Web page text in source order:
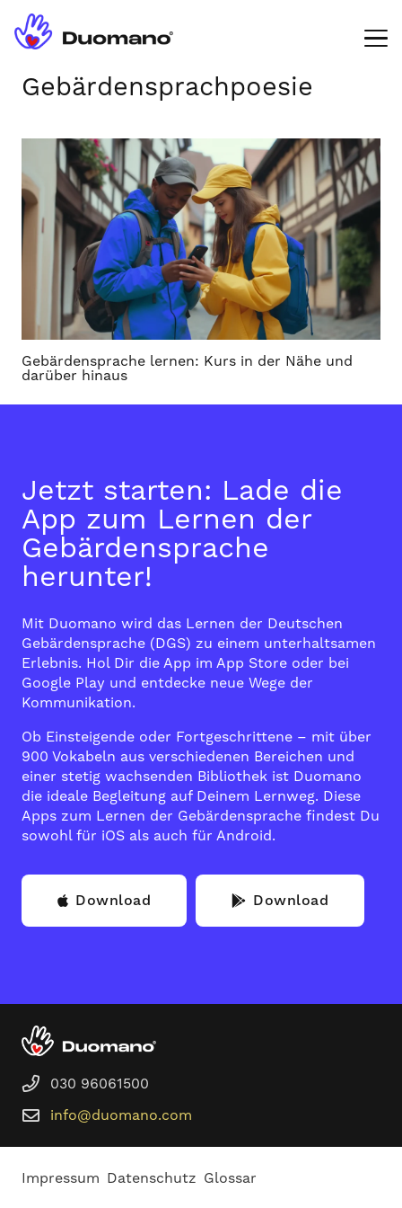
Gebärdensprachpoesie
Gebärdensprache lernen: Kurs in der Nähe und
darüber hinaus
Jetzt starten: Lade die
App zum Lernen der
Gebärdensprache
herunter!
Mit Duomano wird das Lernen der Deutschen
Gebärdensprache (DGS) zu einem unterhaltsamen
Erlebnis. Hol Dir die App im App Store oder bei
Google Play und entdecke neue Wege der
Kommunikation.
Ob Einsteigende oder Fortgeschrittene – mit über
900 Vokabeln aus verschiedenen Bereichen und
einer stetig wachsenden Bibliothek ist Duomano
die ideale Begleitung auf Deinem Lernweg. Diese
Apps zum Lernen der Gebärdensprache findest Du
sowohl für iOS als auch für Android.
Download Download
030 96061500
info@duomano.com
Impressum Datenschutz Glossar